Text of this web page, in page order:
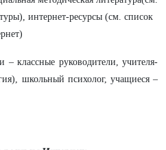
интернет-ресурсы (см. список
– классные руководители, учителя-
школьный психолог, учащиеся –